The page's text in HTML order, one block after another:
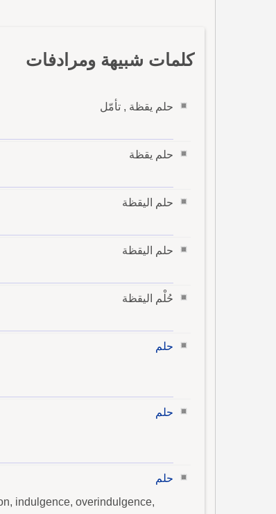
كلمات شبيهة ومرادفات
حلم يقظة , تأمّل
حلم يقظة
حلم اليقظة
حلم اليقظة
حُلْم اليقظة
حلم
حلم
حلم
indulgence, overindulgence,